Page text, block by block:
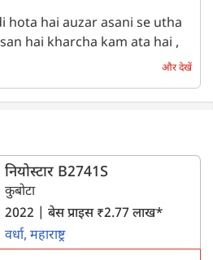
hota hai auzar asani se utha
hai kharcha kam ata hai ,
hain , kam main bhi tezऔर देखें
नियोस्टार B2741S
कुबोटा
2022 | बेस प्राइस ₹2.77 लाख*
वर्धा, महाराष्ट्र